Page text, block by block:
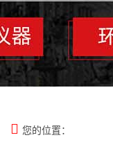
 您的位置：